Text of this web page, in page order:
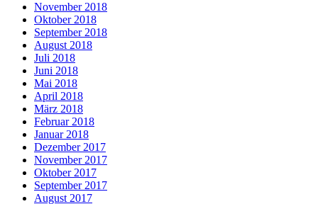
November 2018
Oktober 2018
September 2018
August 2018
Juli 2018
Juni 2018
Mai 2018
April 2018
März 2018
Februar 2018
Januar 2018
Dezember 2017
November 2017
Oktober 2017
September 2017
August 2017